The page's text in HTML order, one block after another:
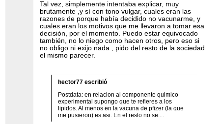
Tal vez, simplemente intentaba explicar, muy
brutamente ,y sí con tono vulgar, cuales eran las
razones de porque había decidido no vacunarme, y
cuales eran los motivos que me llevaron a tomar esa
decisión, por el momento. Puedo estar equivocado
también, no lo niego como hacen otros, pero eso si
no obligo ni exijo nada , pido del resto de la sociedad
el mismo parecer.
hector77 escribió
Postdata: en relacion al componente quimico
experimental supongo que te refieres a los
lipidos. Al menos en la vacuna de pfizer (la que
me pusieron) es asi. En el resto no se....